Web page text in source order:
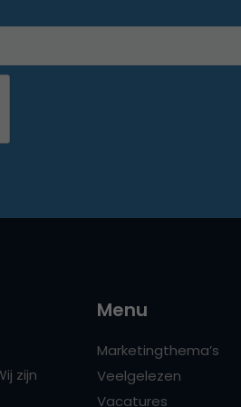
zijn
Menu
Marketingthema’s
Veelgelezen
Vacatures